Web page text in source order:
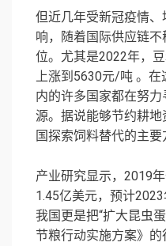
但近几年受新冠疫情
响，随着国际供应链
位。尤其是2022年，
上涨到5630元/吨 。在
内的许多国家都在努
源。据说能够节约耕
国探索饲料替代的主要
产业研究显示，2019
1.45亿美元，预计2023
我国更是把“扩大昆虫
节粮行动实施方案》